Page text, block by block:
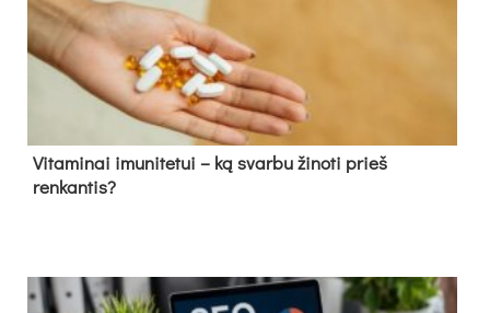
Vitaminai imunitetui – ką svarbu žinoti prieš
renkantis?